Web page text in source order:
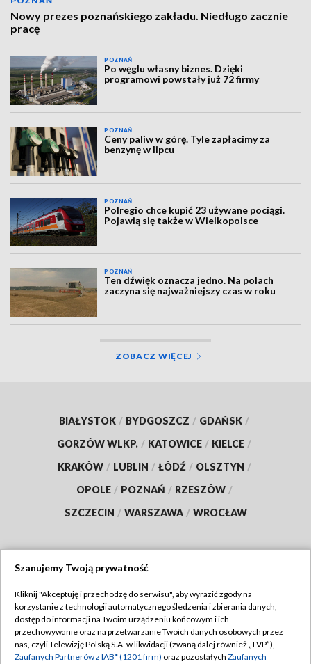
Nowy prezes poznańskiego zakładu. Niedługo zacznie
pracę
POZNAŃ
Po węglu własny biznes. Dzięki
programowi powstały już 72 firmy
POZNAŃ
Ceny paliw w górę. Tyle zapłacimy za
benzynę w lipcu
POZNAŃ
Polregio chce kupić 23 używane pociągi.
Pojawią się także w Wielkopolsce
POZNAŃ
Ten dźwięk oznacza jedno. Na polach
zaczyna się najważniejszy czas w roku
ZOBACZ WIĘCEJ
BIAŁYSTOK / BYDGOSZCZ / GDAŃSK /
GORZÓW WLKP. / KATOWICE / KIELCE /
KRAKÓW / LUBLIN / ŁÓDŹ / OLSZTYN /
OPOLE / POZNAŃ / RZESZÓW /
SZCZECIN / WARSZAWA / WROCŁAW
TVP
Abonament TVP
Emisja w TVP
Regulamin TVP
Polityka prywatności
Szanujemy Twoją prywatność
Kliknij "Akceptuję i przechodzę do serwisu", aby wyrazić zgody na
korzystanie z technologii automatycznego śledzenia i zbierania danych,
dostęp do informacji na Twoim urządzeniu końcowym i ich
przechowywanie oraz na przetwarzanie Twoich danych osobowych przez
nas, czyli Telewizję Polską S.A. w likwidacji (zwaną dalej również „TVP”),
Zaufanych Partnerów z IAB* (1201 firm) oraz pozostałych Zaufanych